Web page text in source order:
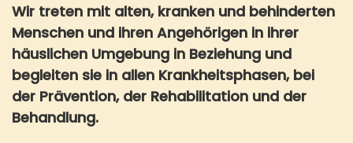
Wir treten mit alten, kranken und behinderten
Menschen und ihren Angehörigen in ihrer
häuslichen Umgebung in Beziehung und
begleiten sie in allen Krankheitsphasen, bei
der Prävention, der Rehabilitation und der
Behandlung.